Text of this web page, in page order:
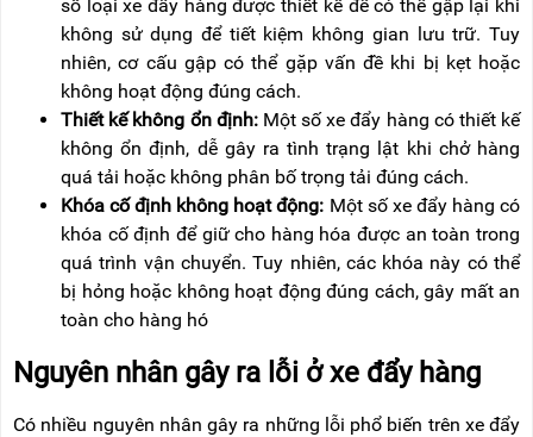
số loại xe đẩy hàng được thiết kế để có thể gập lại khi
không sử dụng để tiết kiệm không gian lưu trữ. Tuy
nhiên, cơ cấu gập có thể gặp vấn đề khi bị kẹt hoặc
không hoạt động đúng cách.
Thiết kế không ổn định: Một số xe đẩy hàng có thiết kế
không ổn định, dễ gây ra tình trạng lật khi chở hàng
quá tải hoặc không phân bố trọng tải đúng cách.
Khóa cố định không hoạt động: Một số xe đẩy hàng có
khóa cố định để giữ cho hàng hóa được an toàn trong
quá trình vận chuyển. Tuy nhiên, các khóa này có thể
bị hỏng hoặc không hoạt động đúng cách, gây mất an
toàn cho hàng hó
Nguyên nhân gây ra lỗi ở xe đẩy hàng
Có nhiều nguyên nhân gây ra những lỗi phổ biến trên xe đẩy